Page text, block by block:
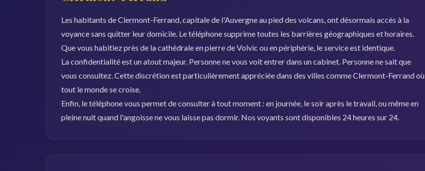
Les habitants de Clermont-Ferrand, capitale de l'Auvergne au pied des volcans, ont désormais accès à la
voyance sans quitter leur domicile. Le téléphone supprime toutes les barrières géographiques et horaires.
Que vous habitiez près de la cathédrale en pierre de Volvic ou en périphérie, le service est identique.
La confidentialité est un atout majeur. Personne ne vous voit entrer dans un cabinet. Personne ne sait que
vous consultez. Cette discrétion est particulièrement appréciée dans des villes comme Clermont-Ferrand où
tout le monde se croise.
Enfin, le téléphone vous permet de consulter à tout moment : en journée, le soir après le travail, ou même en
pleine nuit quand l'angoisse ne vous laisse pas dormir. Nos voyants sont disponibles 24 heures sur 24.